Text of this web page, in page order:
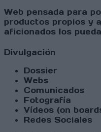
Web pensada para
productos propios y
aficionados los
Divulgación
Dossier
Webs
Comunicados
Fotografía
Vídeos (on
Redes Sociales